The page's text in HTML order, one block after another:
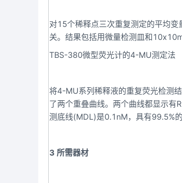
对15个稀释点三次重复测定的平均
关。结果包括用微量检测皿和
TBS-380微型荧光计的4-MU测定法
将4-MU系列稀释液的重复荧光检测
了两个重叠曲线。两个曲线都显示
测底线(MDL)是0.1nM，具有99.5%
3 所需器材